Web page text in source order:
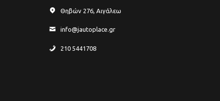
Θηβών 276, Αιγάλεω
info@jautoplace.gr
210 5441708